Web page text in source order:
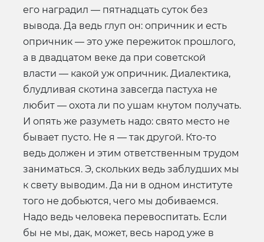
его наградил — пятнадцать суток без
вывода. Да ведь глуп он: опричник и есть
опричник — это уже пережиток прошлого,
а в двадцатом веке да при советской
власти — какой уж опричник. Диалектика,
блудливая скотина завсегда пастуха не
любит — охота ли по ушам кнутом получать.
И опять же разуметь надо: свято место не
бывает пусто. Не я — так другой. Кто-то
ведь должен и этим ответственным трудом
заниматься. Э, скольких ведь заблудших мы
к свету выводим. Да ни в одном институте
того не добьются, чего мы добиваемся.
Надо ведь человека перевоспитать. Если
бы не мы, дак, может, весь народ уже в